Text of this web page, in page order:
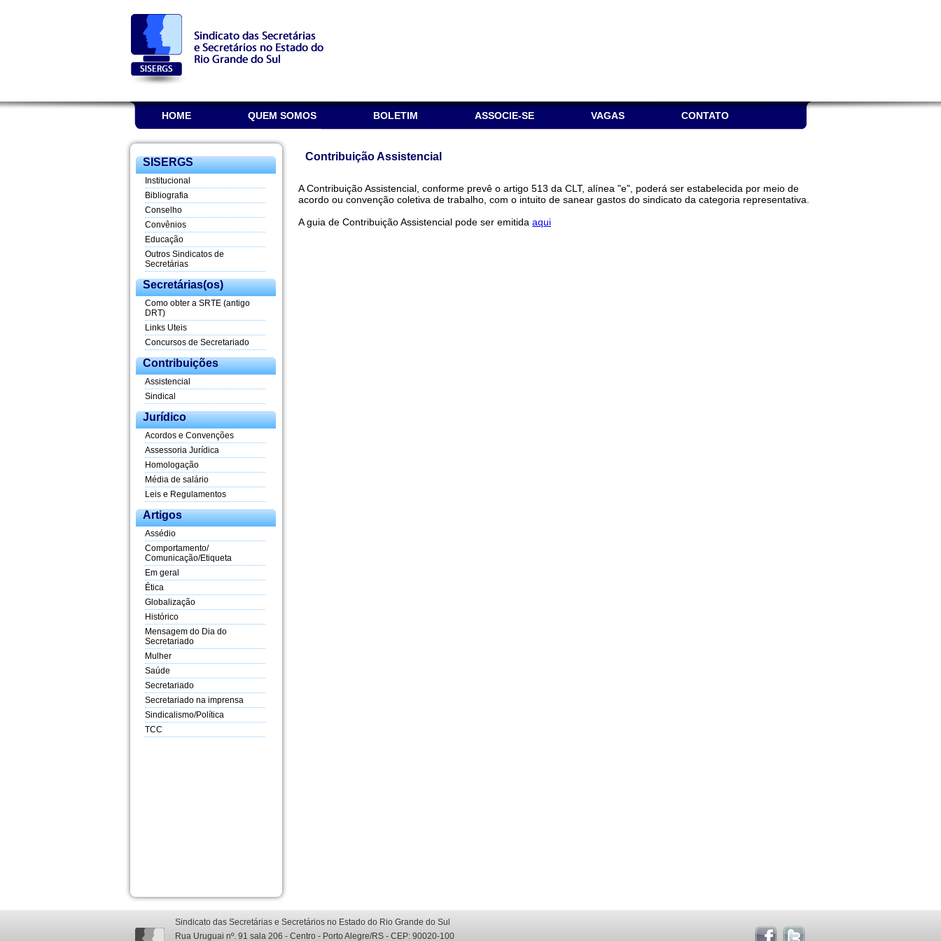
HOME QUEM SOMOS BOLETIM ASSOCIE-SE VAGAS CONTATO
SISERGS
Institucional
Bibliografia
Conselho
Convênios
Educação
Outros Sindicatos de
Secretárias
Secretárias(os)
Como obter a SRTE (antigo
DRT)
Links Uteis
Concursos de Secretariado
Contribuições
Assistencial
Sindical
Jurídico
Acordos e Convenções
Assessoria Jurídica
Homologação
Média de salário
Leis e Regulamentos
Artigos
Assédio
Comportamento/
Comunicação/Etiqueta
Em geral
Ética
Globalização
Histórico
Mensagem do Dia do
Secretariado
Mulher
Saúde
Secretariado
Secretariado na imprensa
Sindicalismo/Política
TCC
Contribuição Assistencial
A Contribuição Assistencial, conforme prevê o artigo 513 da CLT, alínea "e", poderá ser estabelecida por meio de
acordo ou convenção coletiva de trabalho, com o intuito de sanear gastos do sindicato da categoria representativa.
A guia de Contribuição Assistencial pode ser emitida aqui
Sindicato das Secretárias e Secretários no Estado do Rio Grande do Sul
Rua Uruguai nº. 91 sala 206 - Centro - Porto Alegre/RS - CEP: 90020-100